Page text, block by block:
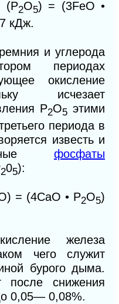
(Р2О5) = (3FeO •
кДж.
и углерода
периодах
окисление
исчезает
Р2О5 этими
периода в
известь и
фосфаты
205):
= (4СаО • Р2О5)
железа
чего служит
бурого дыма.
после снижения
0,05— 0,08%.